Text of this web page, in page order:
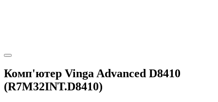
Комп'ютер Vinga Advanced D8410
(R7M32INT.D8410)